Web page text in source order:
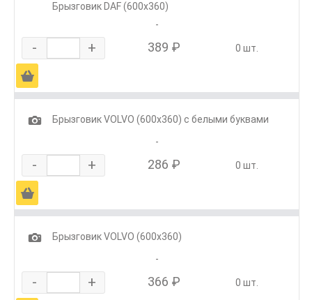
Брызговик DAF (600х360)
-
- + 389 ₽ 0 шт.
Ä
1
Брызговик VOLVO (600х360) с белыми буквами
-
- + 286 ₽ 0 шт.
Ä
1
Брызговик VOLVO (600х360)
-
- + 366 ₽ 0 шт.